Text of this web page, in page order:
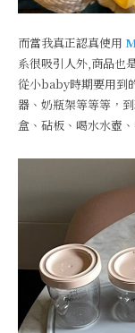
而當我真正認真使用
系很吸引人外,商品也
從小baby時期要用到
器、奶瓶架等等等，
盒、砧板、喝水水壺